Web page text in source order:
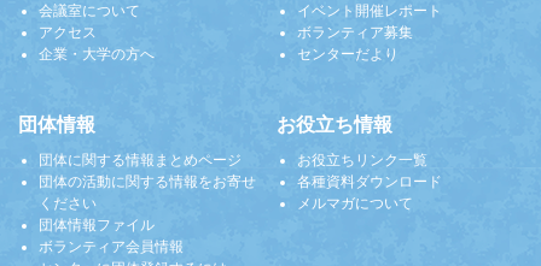
会議室について
アクセス
企業・大学の方へ
イベント開催レポート
ボランティア募集
センターだより
団体情報
団体に関する情報まとめページ
団体の活動に関する情報をお寄せ
ください
団体情報ファイル
ボランティア会員情報
お役立ち情報
お役立ちリンク一覧
各種資料ダウンロード
メルマガについて